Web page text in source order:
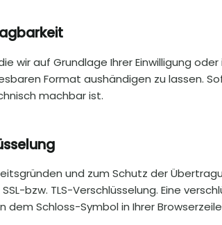
wir auf Grundlage Ihrer Einwilligung
Format aushändigen zu lassen.
machbar ist.
und zum Schutz der
bzw. TLS-Verschlüsselung. Eine
Schloss-Symbol in Ihrer